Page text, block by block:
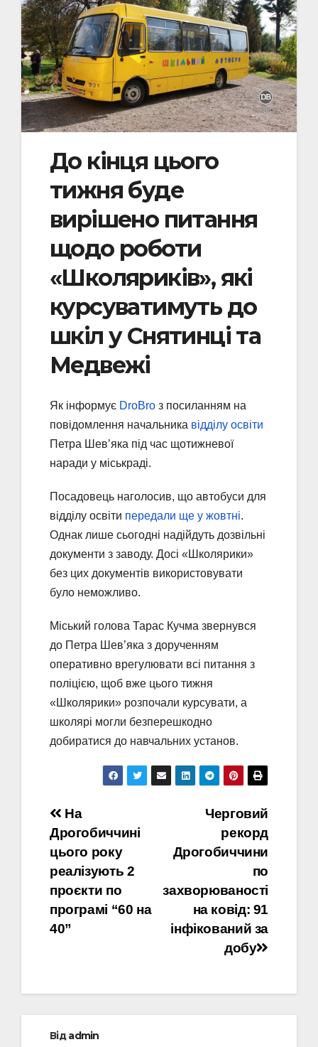
До кінця цього
тижня буде
вирішено питання
щодо роботи
«Школяриків», які
курсуватимуть до
шкіл у Снятинці та
Медвежі
Як інформує DroBro з посиланням на
повідомлення начальника відділу освіти
Петра Шев’яка під час щотижневої
наради у міськраді.
Посадовець наголосив, що автобуси для
відділу освіти передали ще у жовтні.
Однак лише сьогодні надійдуть дозвільні
документи з заводу. Досі «Школярики»
без цих документів використовувати
було неможливо.
Міський голова Тарас Кучма звернувся
до Петра Шев’яка з дорученням
оперативно врегулювати всі питання з
поліцією, щоб вже цього тижня
«Школярики» розпочали курсувати, а
школярі могли безперешкодно
добиратися до навчальних установ.
Навігація
записів
Черговий
рекорд
Дрогобиччини
по
захворюваності
на ковід: 91
інфікований за
добу
На
Дрогобиччині
цього року
реалізують 2
проєкти по
програмі “60 на
40”
Відadmin